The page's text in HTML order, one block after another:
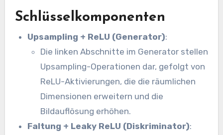
Schlüsselkomponenten
Upsampling + ReLU (Generator):
Die linken Abschnitte im Generator stellen
Upsampling-Operationen dar, gefolgt von
ReLU-Aktivierungen, die die räumlichen
Dimensionen erweitern und die
Bildauflösung erhöhen.
Faltung + Leaky ReLU (Diskriminator):